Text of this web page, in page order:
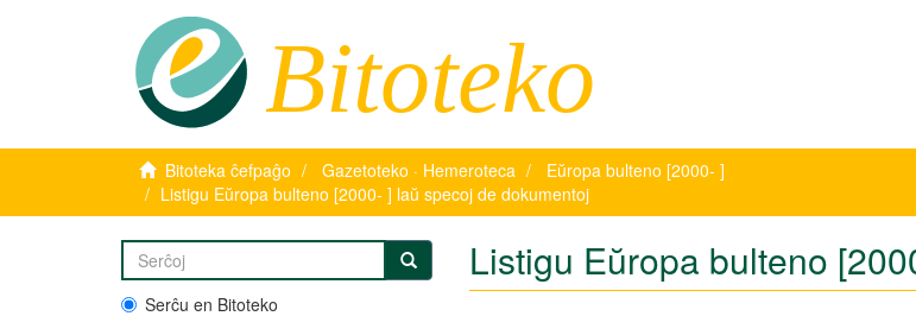
Bitoteko
Bitoteka ĉefpaĝo Gazetoteko · Hemeroteca
Eŭropa bulteno [2000- ]
Listigu Eŭropa bulteno [2000- ] laŭ specoj de dokumentoj
Serĉu en Bitoteko
Listigu Eŭropa bulteno